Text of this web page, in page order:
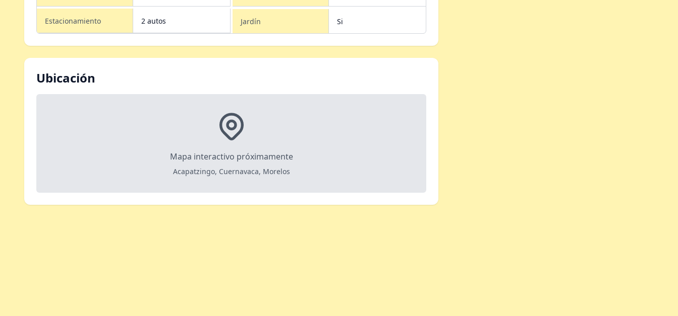
Estacionamiento 2 autos Jardín Si
Ubicación
Mapa interactivo próximamente
Acapatzingo, Cuernavaca, Morelos